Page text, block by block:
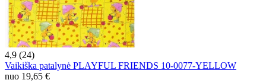
4,9 (24)
Vaikiška patalynė PLAYFUL FRIENDS 10-0077-YELLOW
nuo 19,65 €